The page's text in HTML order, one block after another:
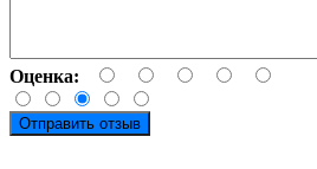
Оценка:
Отправить отзыв